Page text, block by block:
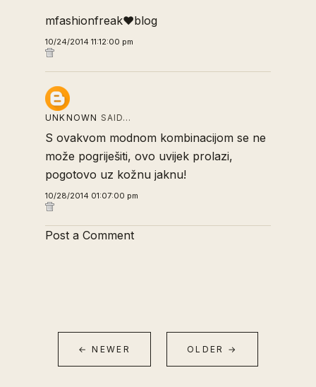
mfashionfreak♥blog
10/24/2014 11:12:00 pm
UNKNOWN SAID…
S ovakvom modnom kombinacijom se ne
može pogriješiti, ovo uvijek prolazi,
pogotovo uz kožnu jaknu!
10/28/2014 01:07:00 pm
Post a Comment
← NEWER OLDER →